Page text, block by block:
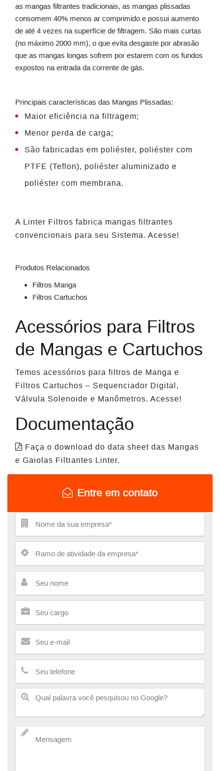
as mangas filtrantes tradicionais, as mangas plissadas
consomem 40% menos ar comprimido e possui aumento
de até 4 vezes na superfície de filtragem. São mais curtas
(no máximo 2000 mm), o que evita desgaste por abrasão
que as mangas longas sofrem por estarem com os fundos
expostos na entrada da corrente de gás.
Principais características das Mangas Plissadas:
Maior eficiência na filtragem;
Menor perda de carga;
São fabricadas em poliéster, poliéster com
PTFE (Teflon), poliéster aluminizado e
poliéster com membrana.
A Linter Filtros fabrica mangas filtrantes
convencionais para seu Sistema. Acesse!
Produtos Relacionados
Filtros Manga
Filtros Cartuchos
Acessórios para Filtros
de Mangas e Cartuchos
Temos acessórios para filtros de Manga e
Filtros Cartuchos – Sequenciador Digital,
Válvula Solenoide e Manômetros. Acesse!
Documentação
Faça o download do data sheet das Mangas
e Gaiolas Filtrantes Linter.
Entre em contato